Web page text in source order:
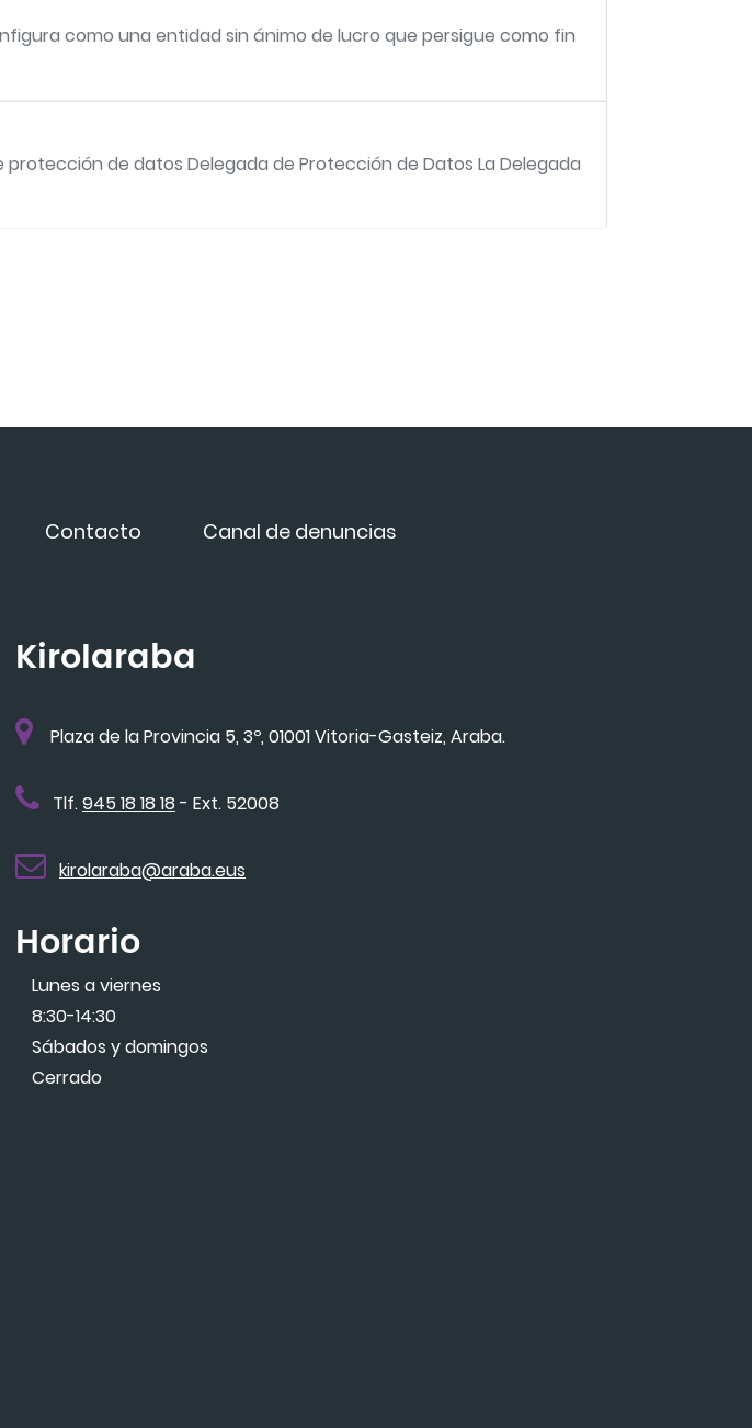
como una entidad sin ánimo de lucro que persigue como fin
de datos Delegada de Protección de Datos La Delegada
Contacto Canal de denuncias
Kirolaraba
Plaza de la Provincia 5, 3º, 01001 Vitoria-Gasteiz, Araba.
Tlf.945 18 18 18 - Ext. 52008
kirolaraba@araba.eus
Horario
Lunes a viernes
8:30-14:30
Sábados y domingos
Cerrado